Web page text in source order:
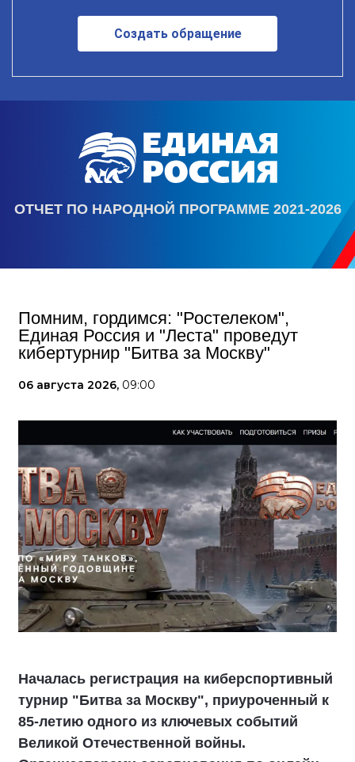
Создать обращение
ОТЧЕТ ПО НАРОДНОЙ ПРОГРАММЕ 2021-2026
Помним, гордимся: "Ростелеком",
Единая Россия и "Леста" проведут
кибертурнир "Битва за Москву"
06 августа 2026, 09:00
Началась регистрация на киберспортивный
турнир "Битва за Москву", приуроченный к
85-летию одного из ключевых событий
Великой Отечественной войны.